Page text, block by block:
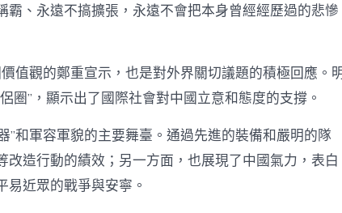
霸、永遠不搞擴張，永遠不會把本身曾經經歷過的悲慘
值觀的鄭重宣示，也是對外界關切議題的積極回應。
圈”，顯示出了國際社會對中國立意和態度的支撐。
”和軍容軍貌的主要舞臺。通過先進的裝備和嚴明的隊
改造行動的績效；另一方面，也展現了中國氣力，表白
易近眾的戰爭與安寧。